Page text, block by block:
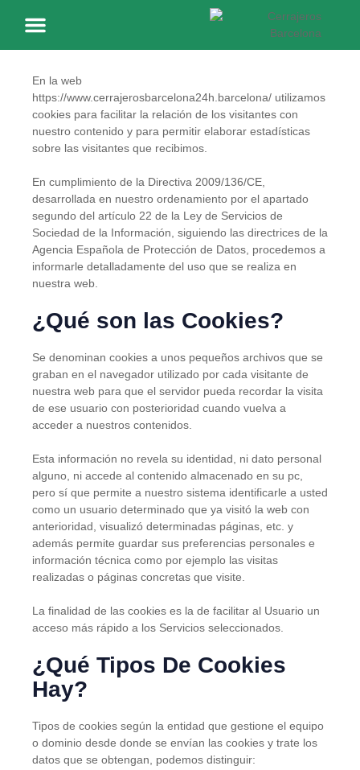
Política de Cookies
En la web
https://www.cerrajerosbarcelona24h.barcelona/ utilizamos
cookies para facilitar la relación de los visitantes con
nuestro contenido y para permitir elaborar estadísticas
sobre las visitantes que recibimos.
En cumplimiento de la Directiva 2009/136/CE,
desarrollada en nuestro ordenamiento por el apartado
segundo del artículo 22 de la Ley de Servicios de
Sociedad de la Información, siguiendo las directrices de la
Agencia Española de Protección de Datos, procedemos a
informarle detalladamente del uso que se realiza en
nuestra web.
¿Qué son las Cookies?
Se denominan cookies a unos pequeños archivos que se
graban en el navegador utilizado por cada visitante de
nuestra web para que el servidor pueda recordar la visita
de ese usuario con posterioridad cuando vuelva a
acceder a nuestros contenidos.
Esta información no revela su identidad, ni dato personal
alguno, ni accede al contenido almacenado en su pc,
pero sí que permite a nuestro sistema identificarle a usted
como un usuario determinado que ya visitó la web con
anterioridad, visualizó determinadas páginas, etc. y
además permite guardar sus preferencias personales e
información técnica como por ejemplo las visitas
realizadas o páginas concretas que visite.
La finalidad de las cookies es la de facilitar al Usuario un
acceso más rápido a los Servicios seleccionados.
¿Qué Tipos De Cookies
Hay?
Tipos de cookies según la entidad que gestione el equipo
o dominio desde donde se envían las cookies y trate los
datos que se obtengan, podemos distinguir: